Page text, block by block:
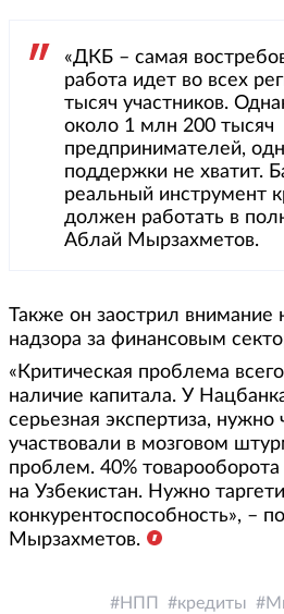
«ДКБ – самая
работа идет во всех
тысяч участников.
около 1 млн 200 тысяч
предпринимателей,
поддержки не хватит.
реальный инструмент
должен работать в
Аблай Мырзахметов.
Также он заострил внимание
надзора за финансовым
«Критическая проблема
наличие капитала. У
серьезная экспертиза,
участвовали в мозговом
проблем. 40%
на Узбекистан. Нужно
конкурентоспособность», –
Мырзахметов.
НПП кредиты